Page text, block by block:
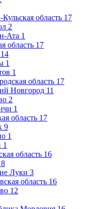
область 17
2
Ата 1
область 17
14
1
1
область 17
Новгород 11
2
1
область 17
9
1
1
область 16
8
Луки 3
область 16
12